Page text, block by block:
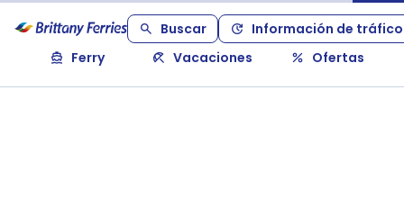
Buscar
Información de tráfico
Ferry
Vacaciones Ofertas